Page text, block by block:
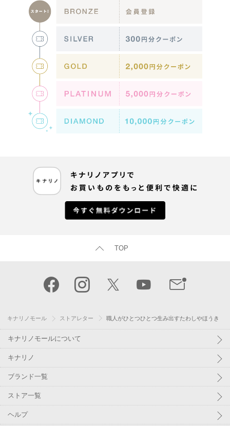
TOP
キナリノモール ストアレター 職人がひとつひとつ生み出すたわしやほうき
キナリノモールについて
キナリノ
ブランド一覧
ストア一覧
ヘルプ